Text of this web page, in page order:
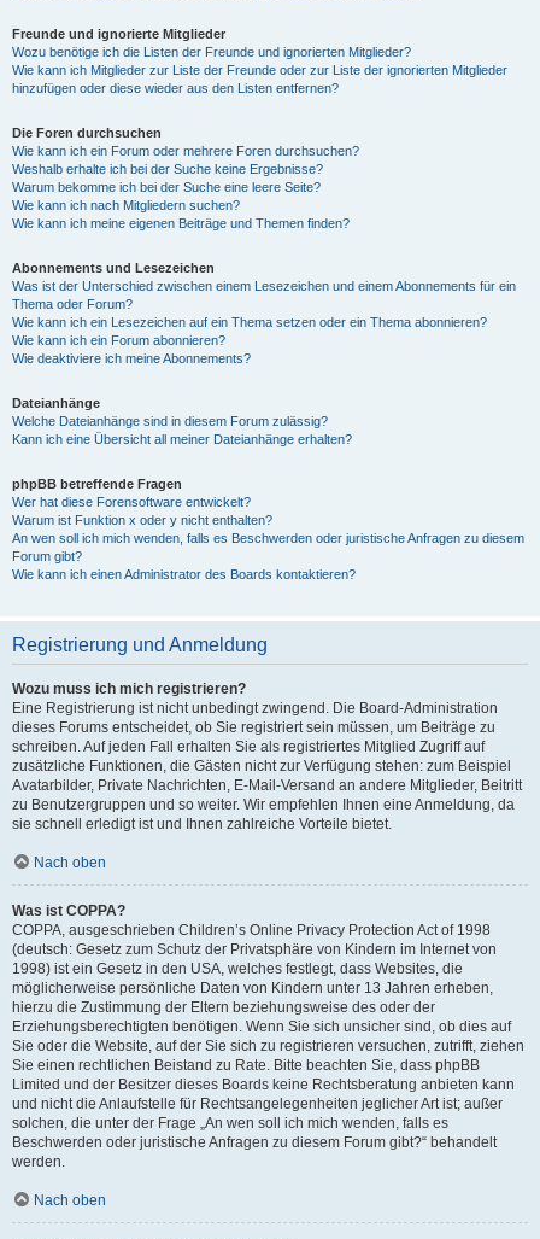
Freunde und ignorierte Mitglieder
Wozu benötige ich die Listen der Freunde und ignorierten Mitglieder?
Wie kann ich Mitglieder zur Liste der Freunde oder zur Liste der ignorierten Mitglieder
hinzufügen oder diese wieder aus den Listen entfernen?
Die Foren durchsuchen
Wie kann ich ein Forum oder mehrere Foren durchsuchen?
Weshalb erhalte ich bei der Suche keine Ergebnisse?
Warum bekomme ich bei der Suche eine leere Seite?
Wie kann ich nach Mitgliedern suchen?
Wie kann ich meine eigenen Beiträge und Themen finden?
Abonnements und Lesezeichen
Was ist der Unterschied zwischen einem Lesezeichen und einem Abonnements für ein
Thema oder Forum?
Wie kann ich ein Lesezeichen auf ein Thema setzen oder ein Thema abonnieren?
Wie kann ich ein Forum abonnieren?
Wie deaktiviere ich meine Abonnements?
Dateianhänge
Welche Dateianhänge sind in diesem Forum zulässig?
Kann ich eine Übersicht all meiner Dateianhänge erhalten?
phpBB betreffende Fragen
Wer hat diese Forensoftware entwickelt?
Warum ist Funktion x oder y nicht enthalten?
An wen soll ich mich wenden, falls es Beschwerden oder juristische Anfragen zu diesem
Forum gibt?
Wie kann ich einen Administrator des Boards kontaktieren?
Registrierung und Anmeldung
Wozu muss ich mich registrieren?
Eine Registrierung ist nicht unbedingt zwingend. Die Board-Administration
dieses Forums entscheidet, ob Sie registriert sein müssen, um Beiträge zu
schreiben. Auf jeden Fall erhalten Sie als registriertes Mitglied Zugriff auf
zusätzliche Funktionen, die Gästen nicht zur Verfügung stehen: zum Beispiel
Avatarbilder, Private Nachrichten, E-Mail-Versand an andere Mitglieder, Beitritt
zu Benutzergruppen und so weiter. Wir empfehlen Ihnen eine Anmeldung, da
sie schnell erledigt ist und Ihnen zahlreiche Vorteile bietet.
Nach oben
Was ist COPPA?
COPPA, ausgeschrieben Children’s Online Privacy Protection Act of 1998
(deutsch: Gesetz zum Schutz der Privatsphäre von Kindern im Internet von
1998) ist ein Gesetz in den USA, welches festlegt, dass Websites, die
möglicherweise persönliche Daten von Kindern unter 13 Jahren erheben,
hierzu die Zustimmung der Eltern beziehungsweise des oder der
Erziehungsberechtigten benötigen. Wenn Sie sich unsicher sind, ob dies auf
Sie oder die Website, auf der Sie sich zu registrieren versuchen, zutrifft, ziehen
Sie einen rechtlichen Beistand zu Rate. Bitte beachten Sie, dass phpBB
Limited und der Besitzer dieses Boards keine Rechtsberatung anbieten kann
und nicht die Anlaufstelle für Rechtsangelegenheiten jeglicher Art ist; außer
solchen, die unter der Frage „An wen soll ich mich wenden, falls es
Beschwerden oder juristische Anfragen zu diesem Forum gibt?“ behandelt
werden.
Nach oben